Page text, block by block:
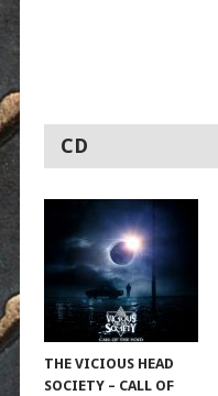
CD
THE VICIOUS HEAD
SOCIETY – CALL OF